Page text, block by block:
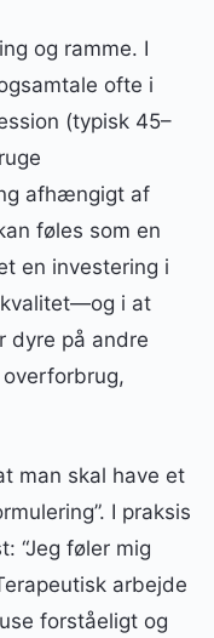
og ramme. I
ofte i
(typisk 45–
afhængigt af
føles som en
en investering i
i at
dyre på andre
man skal have et
I praksis
“Jeg føler mig
arbejde
forståeligt og